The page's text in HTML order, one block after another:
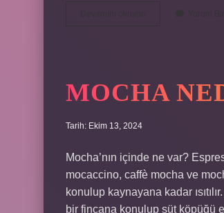
MOCHA
Tarih: Ekim 13, 2024
Mocha’nın içinde ne var?
mocaccino, caffè mocha ve
konulup kaynayana kadar
bir fincana konulup süt köpüğü